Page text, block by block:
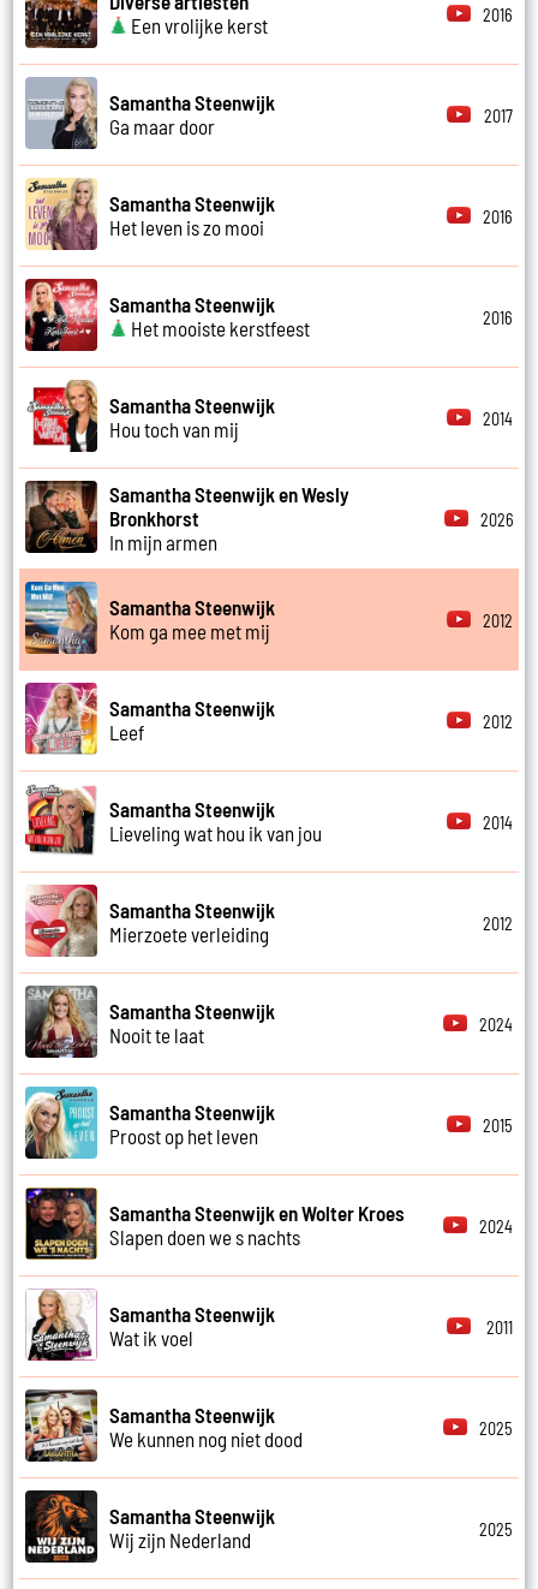
Een vrolijke kerst
2016
Samantha Steenwijk
Ga maar door
2017
Samantha Steenwijk
Het leven is zo mooi
2016
Samantha Steenwijk
Het mooiste kerstfeest
2016
Samantha Steenwijk
Hou toch van mij
2014
Samantha Steenwijk en Wesly
Bronkhorst
In mijn armen
2026
Samantha Steenwijk
Kom ga mee met mij
2012
Samantha Steenwijk
Leef
2012
Samantha Steenwijk
Lieveling wat hou ik van jou
2014
Samantha Steenwijk
Mierzoete verleiding
2012
Samantha Steenwijk
Nooit te laat
2024
Samantha Steenwijk
Proost op het leven
2015
Samantha Steenwijk en Wolter Kroes
Slapen doen we s nachts
2024
Samantha Steenwijk
Wat ik voel
2011
Samantha Steenwijk
We kunnen nog niet dood
2025
Samantha Steenwijk
Wij zijn Nederland
2025